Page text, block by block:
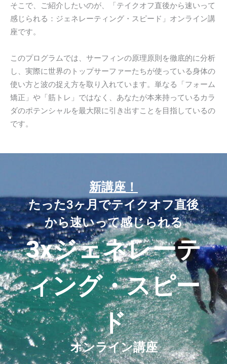
そこで、ご紹介したいのが、「テイクオフ直後から速いって
感じられる：ジェネレーティング・スピード」オンライン講
座です。
このプログラムでは、サーフィンの原理原則を徹底的に分析
し、実際に世界のトップサーファーたちが使っている身体の
使い方と波の捉え方を取り入れています。単なる「フォーム
矯正」や「筋トレ」ではなく、あなたが本来持っているカラ
ダのポテンシャルを最大限に引き出すことを目指しているの
です。
新講座！
たった3ヶ月でテイクオフ直後
から速いって感じられる
3xジェネレーテ
ィング・スピー
ド
オンライン講座